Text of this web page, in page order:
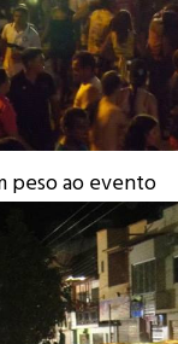
peso ao evento